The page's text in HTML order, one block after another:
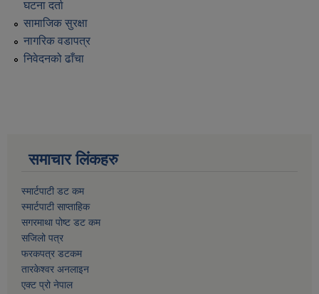
घटना दर्ता
सामाजिक सुरक्षा
नागरिक वडापत्र
निवेदनको ढाँचा
समाचार लिंकहरु
स्मार्टपाटी डट कम
स्मार्टपाटी साप्ताहिक
सगरमाथा पोष्ट डट कम
सजिलो पत्र
फरकपत्र डटकम
तारकेश्वर अनलाइन
एक्ट प्रो नेपाल